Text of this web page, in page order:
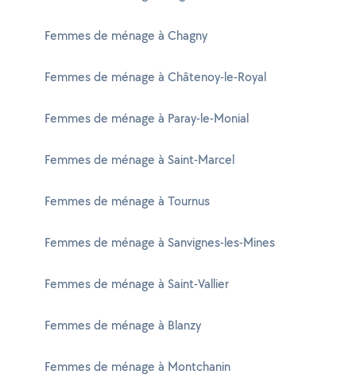
Femmes de ménage à Chagny
Femmes de ménage à Châtenoy-le-Royal
Femmes de ménage à Paray-le-Monial
Femmes de ménage à Saint-Marcel
Femmes de ménage à Tournus
Femmes de ménage à Sanvignes-les-Mines
Femmes de ménage à Saint-Vallier
Femmes de ménage à Blanzy
Femmes de ménage à Montchanin